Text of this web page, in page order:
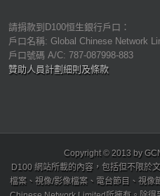
請捐款到D100恒生銀行戶口：
戶口名稱: Global Chinese Network
戶口號碼 A/C: 787-087998-883
贊助人員計劃細則及條款
Copyright © 2013 by
D100 網站所載的內容，包括但不限於
檔案、視像/影像檔案、電台節目、視